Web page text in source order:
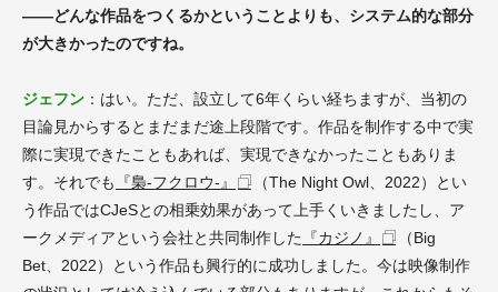
――どんな作品をつくるかということよりも、システム的な部分
が大きかったのですね。
ジェフン ：はい。ただ、設立して6年くらい経ちますが、当初の
目論見からするとまだまだ途上段階です。作品を制作する中で実
際に実現できたこともあれば、実現できなかったこともありま
す。それでも
『梟-フクロウ-』
（The Night Owl、2022）とい
う作品ではCJeSとの相乗効果があって上手くいきましたし、ア
ークメディアという会社と共同制作した
『カジノ』
（Big
Bet、2022）という作品も興行的に成功しました。今は映像制作